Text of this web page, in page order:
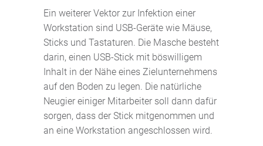
Ein weiterer Vektor zur Infektion einer
Workstation sind USB-Geräte wie Mäuse,
Sticks und Tastaturen. Die Masche besteht
darin, einen USB-Stick mit böswilligem
Inhalt in der Nähe eines Zielunternehmens
auf den Boden zu legen. Die natürliche
Neugier einiger Mitarbeiter soll dann dafür
sorgen, dass der Stick mitgenommen und
an eine Workstation angeschlossen wird.